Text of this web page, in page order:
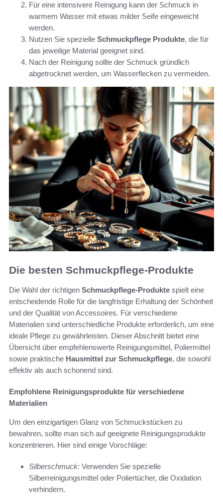
Für eine intensivere Reinigung kann der Schmuck in
warmem Wasser mit etwas milder Seife eingeweicht
werden.
Nutzen Sie spezielle Schmuckpflege Produkte, die für
das jeweilige Material geeignet sind.
Nach der Reinigung sollte der Schmuck gründlich
abgetrocknet werden, um Wasserflecken zu vermeiden.
Die besten Schmuckpflege-Produkte
Die Wahl der richtigen Schmuckpflege-Produkte spielt eine
entscheidende Rolle für die langfristige Erhaltung der Schönheit
und der Qualität von Accessoires. Für verschiedene
Materialien sind unterschiedliche Produkte erforderlich, um eine
ideale Pflege zu gewährleisten. Dieser Abschnitt bietet eine
Übersicht über empfehlenswerte Reinigungsmittel, Poliermittel
sowie praktische Hausmittel zur Schmuckpflege, die sowohl
effektiv als auch schonend sind.
Empfohlene Reinigungsprodukte für verschiedene
Materialien
Um den einzigartigen Glanz von Schmuckstücken zu
bewahren, sollte man sich auf geeignete Reinigungsprodukte
konzentrieren. Hier sind einige Vorschläge:
Silberschmuck: Verwenden Sie spezielle
Silberreinigungsmittel oder Poliertücher, die Oxidation
verhindern.